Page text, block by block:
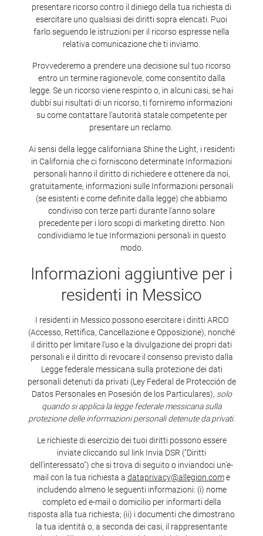
presentare ricorso contro il diniego della tua richiesta di
esercitare uno qualsiasi dei diritti sopra elencati. Puoi
farlo seguendo le istruzioni per il ricorso espresse nella
relativa comunicazione che ti inviamo.
Provvederemo a prendere una decisione sul tuo ricorso
entro un termine ragionevole, come consentito dalla
legge. Se un ricorso viene respinto o, in alcuni casi, se hai
dubbi sui risultati di un ricorso, ti forniremo informazioni
su come contattare l'autorità statale competente per
presentare un reclamo.
Ai sensi della legge californiana Shine the Light, i residenti
in California che ci forniscono determinate Informazioni
personali hanno il diritto di richiedere e ottenere da noi,
gratuitamente, informazioni sulle Informazioni personali
(se esistenti e come definite dalla legge) che abbiamo
condiviso con terze parti durante l'anno solare
precedente per i loro scopi di marketing diretto. Non
condividiamo le tue Informazioni personali in questo
modo.
Informazioni aggiuntive per i
residenti in Messico
I residenti in Messico possono esercitare i diritti ARCO
(Accesso, Rettifica, Cancellazione e Opposizione), nonché
il diritto per limitare l'uso e la divulgazione dei propri dati
personali e il diritto di revocare il consenso previsto dalla
Legge federale messicana sulla protezione dei dati
personali detenuti da privati (Ley Federal de Protección de
Datos Personales en Posesión de los Particulares), solo
quando si applica la legge federale messicana sulla
protezione delle informazioni personali detenute da privati.
Le richieste di esercizio dei tuoi diritti possono essere
inviate cliccando sul link Invia DSR ("Diritti
dell'interessato") che si trova di seguito o inviandoci un'e-
mail con la tua richiesta a dataprivacy@allegion.come
includendo almeno le seguenti informazioni: (i) nome
completo ed e-mail o domicilio per informarti della
risposta alla tua richiesta; (ii) i documenti che dimostrano
la tua identità o, a seconda dei casi, il rappresentante